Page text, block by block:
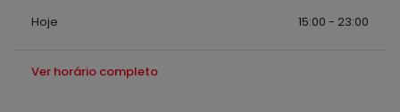
Hoje 15:00 - 23:00
Ver horário completo